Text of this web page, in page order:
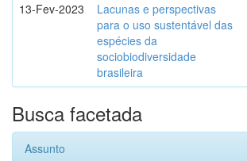
13-Fev-2023
Lacunas e perspectivas
para o uso sustentável das
espécies da
sociobiodiversidade
brasileira
Busca facetada
Assunto